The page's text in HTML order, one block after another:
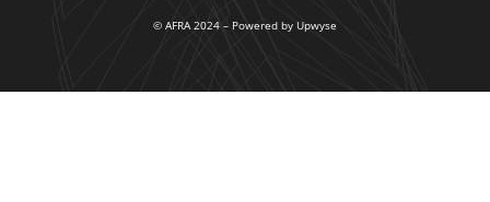
© AFRA 2024 – Powered by Upwyse